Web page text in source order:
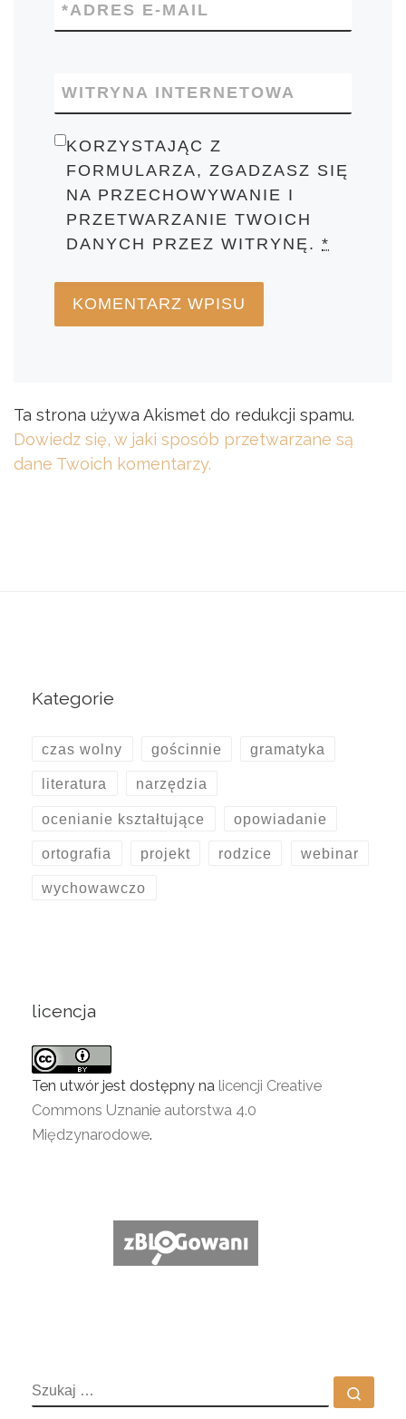
ADRES E-MAIL
*
WITRYNA INTERNETOWA
KORZYSTAJĄC Z
FORMULARZA, ZGADZASZ SIĘ
NA PRZECHOWYWANIE I
PRZETWARZANIE TWOICH
DANYCH PRZEZ WITRYNĘ.*
Ta strona używa Akismet do redukcji spamu.
Dowiedz się, w jaki sposób przetwarzane są
dane Twoich komentarzy.
Kategorie
czas wolny gościnnie gramatyka
literatura narzędzia
ocenianie kształtujące opowiadanie
ortografia projekt rodzice webinar
wychowawczo
licencja
Ten utwór jest dostępny na licencji Creative
Commons Uznanie autorstwa 4.0
Międzynarodowe.
SZUKAJ